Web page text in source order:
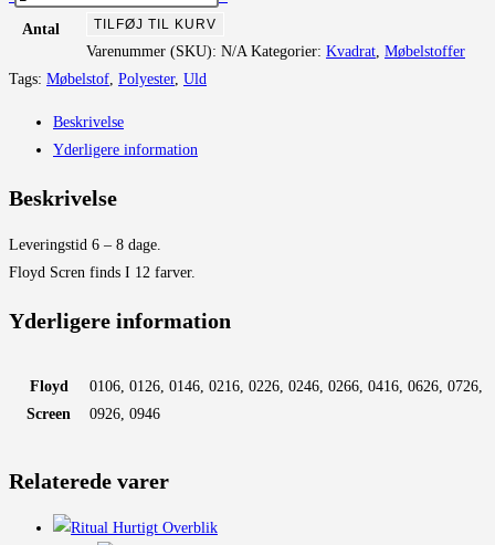
Screen
Antal
TILFØJ TIL KURV
Varenummer (SKU): N/A Kategorier: Kvadrat Møbelstoffer
Tags: Møbelstof Polyester, Uld
Beskrivelse
Yderligere information
Beskrivelse
Leveringstid 6 – 8 dage.
Floyd Scren finds I 12 farver.
Yderligere information
Floyd
Screen
0106, 0126, 0146, 0216, 0226, 0246, 0266, 0416, 0626, 0726,
0926, 0946
Relaterede varer
Hurtigt Overblik